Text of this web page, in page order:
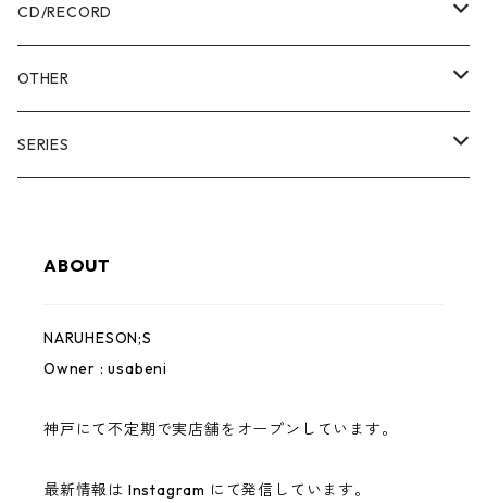
Pants
Sweatshirt
Shirts
Cap
Hoodie
USABENI ZINE
USABENI TRAVEL
コラボ
CD/RECORD
Beni Usakura
FRUN FRIN FRIENDS
OTHER
Key Holder
Pouch
Sticker
SERIES
Bridge Logo
小磯竜也 × NARUHESON;S
ABOUT
NARUHESON;S
Owner : usabeni
神戸にて不定期で実店舗をオープンしています。
最新情報は Instagram にて発信しています。